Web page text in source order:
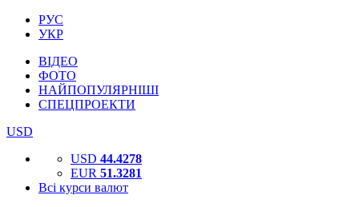
РУС
УКР
ВІДЕО
ФОТО
НАЙПОПУЛЯРНІШІ
СПЕЦПРОЕКТИ
USD
USD 44.4278
EUR 51.3281
Всі курси валют